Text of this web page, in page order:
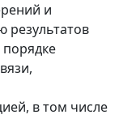
и
результатов
в том числе